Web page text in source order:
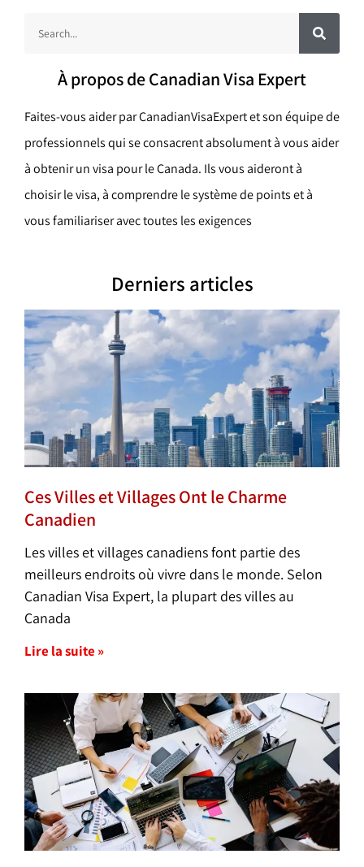
e
c
h
e
r
R
e
c
r
À propos de Canadian Visa Expert
Faites-vous aider par CanadianVisaExpert et son équipe de
professionnels qui se consacrent absolument à vous aider
à obtenir un visa pour le Canada. Ils vous aideront à
choisir le visa, à comprendre le système de points et à
vous familiariser avec toutes les exigences
Derniers articles
Ces Villes et Villages Ont le Charme
Canadien
Les villes et villages canadiens font partie des
meilleurs endroits où vivre dans le monde. Selon
Canadian Visa Expert, la plupart des villes au
Canada
Lire la suite »